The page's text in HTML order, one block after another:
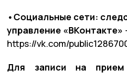
•Социальные сети:
управление «ВКонтакте»
https://vk.com/
Для записи на